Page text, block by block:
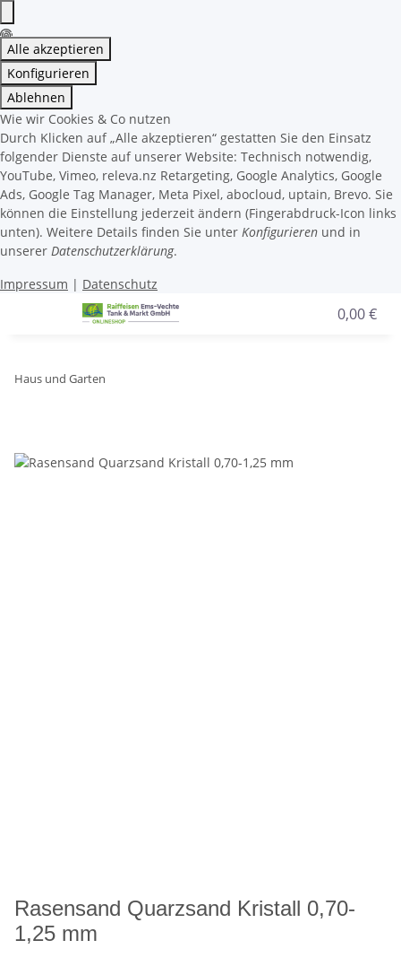
Alle akzeptieren
Konfigurieren
Ablehnen
Wie wir Cookies & Co nutzen
Durch Klicken auf „Alle akzeptieren“ gestatten Sie den Einsatz
folgender Dienste auf unserer Website: Technisch notwendig,
YouTube, Vimeo, releva.nz Retargeting, Google Analytics, Google
Ads, Google Tag Manager, Meta Pixel, abocloud, uptain, Brevo. Sie
können die Einstellung jederzeit ändern (Fingerabdruck-Icon links
unten). Weitere Details finden Sie unter Konfigurieren und in
unserer Datenschutzerklärung.
Impressum | Datenschutz
0,00 €
Haus und Garten
Rasensand Quarzsand Kristall 0,70-
1,25 mm